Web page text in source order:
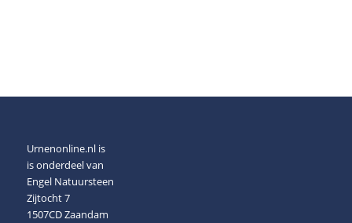
Urnenonline.nl is
is onderdeel van
Engel Natuursteen
Zijtocht 7
1507CD Zaandam